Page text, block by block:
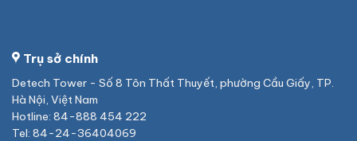
Trụ sở chính
Detech Tower - Số 8 Tôn Thất Thuyết, phường Cầu Giấy, TP.
Hà Nội, Việt Nam
Hotline: 84-888 454 222
Tel: 84-24-36404069